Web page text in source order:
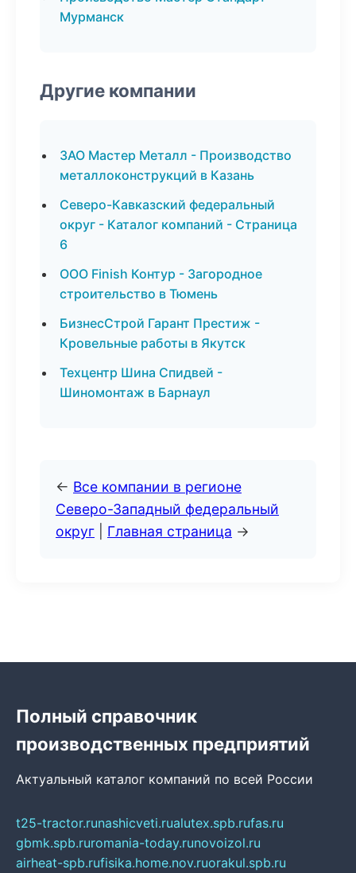
Мурманск
Другие компании
ЗАО Мастер Металл - Производство
металлоконструкций в Казань
Северо-Кавказский федеральный
округ - Каталог компаний - Страница
6
ООО Finish Контур - Загородное
строительство в Тюмень
БизнесСтрой Гарант Престиж -
Кровельные работы в Якутск
Техцентр Шина Спидвей -
Шиномонтаж в Барнаул
← Все компании в регионе
Северо-Западный федеральный
округ
Главная страница →
Полный справочник
производственных предприятий
Актуальный каталог компаний по всей России
t25-tractor.runashicveti.rualutex.spb.rufas.ru
gbmk.spb.ruromania-today.runovoizol.ru
airheat-spb.rufisika.home.nov.ruorakul.spb.ru